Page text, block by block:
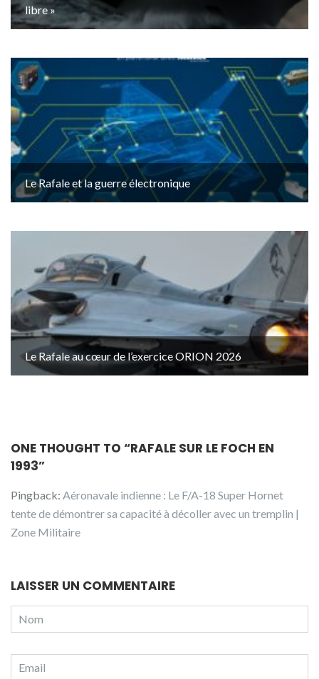
libre »
Le Rafale et la guerre électronique
Le Rafale au cœur de l’exercice ORION 2026
ONE THOUGHT TO “RAFALE SUR LE FOCH EN
1993”
Pingback: Aéronavale indienne : Le F/A-18 Super Hornet
tente de démontrer sa capacité à décoller avec un tremplin |
Zone Militaire
LAISSER UN COMMENTAIRE